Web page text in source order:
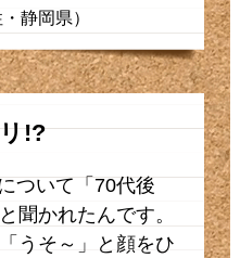
静岡県）
!?
ついて「70代後
聞かれたんです。
うそ～」と顔をひ